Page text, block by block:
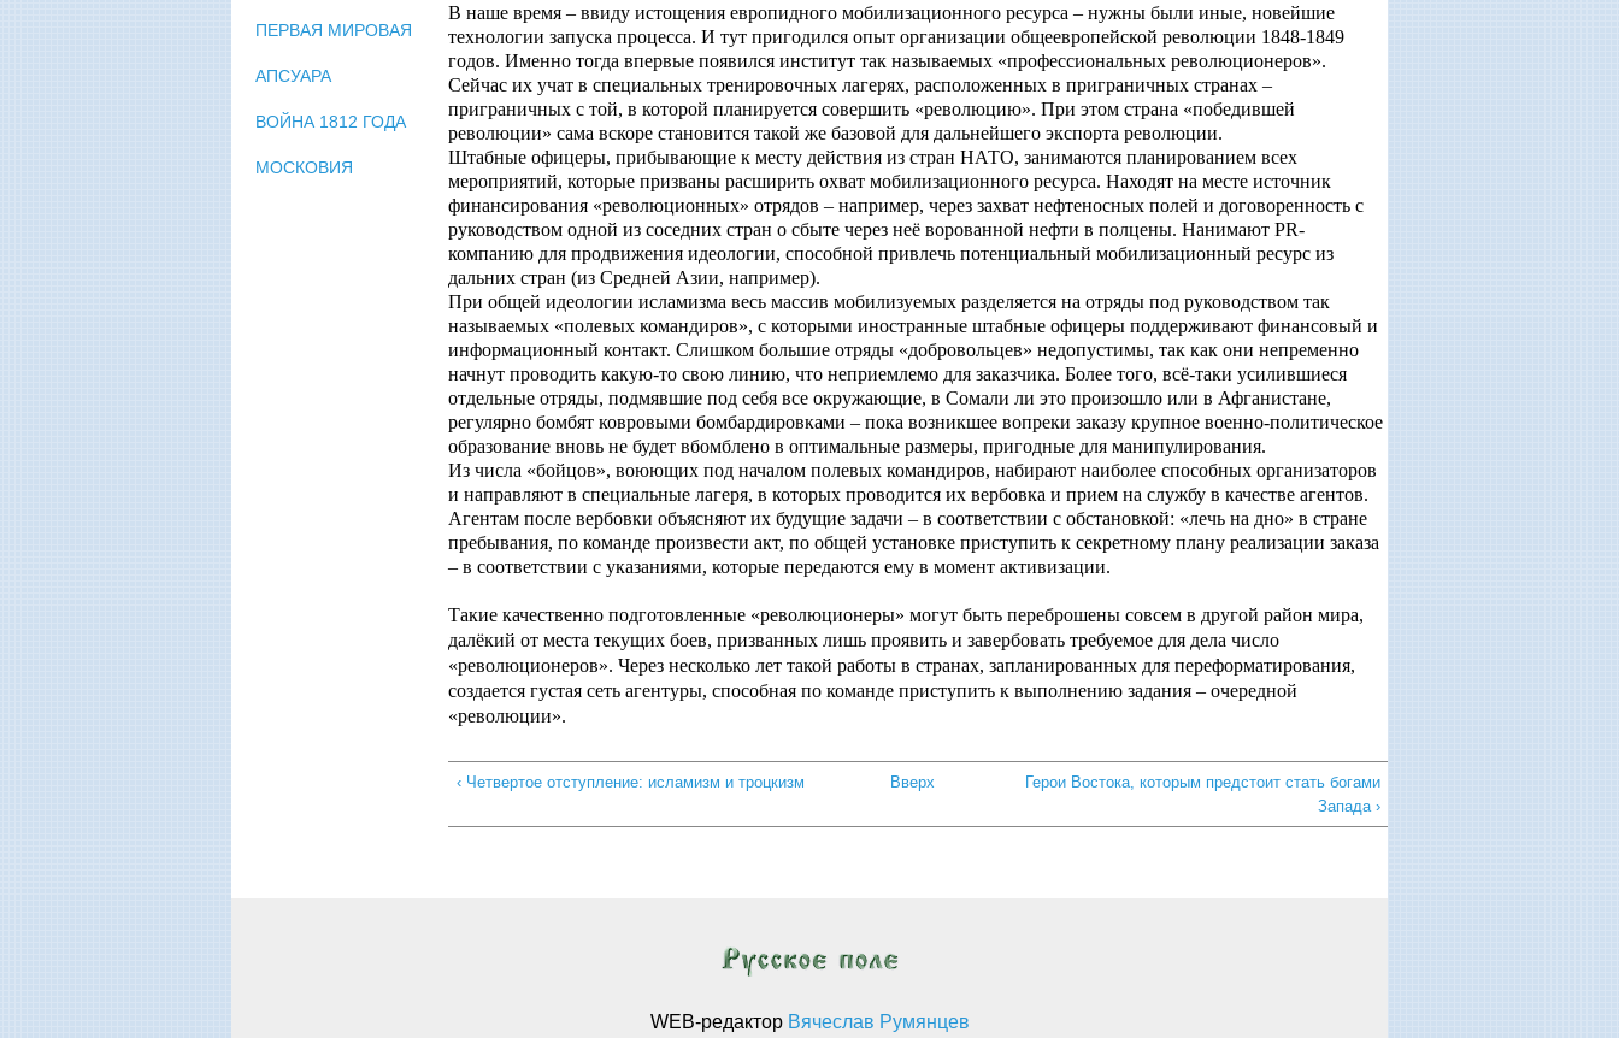
В наше время – ввиду истощения европидного мобилизационного ресурса – нужны были иные, новейшие
технологии запуска процесса. И тут пригодился опыт организации общеевропейской революции 1848-1849
годов. Именно тогда впервые появился институт так называемых «профессиональных революционеров».
Сейчас их учат в специальных тренировочных лагерях, расположенных в приграничных странах –
приграничных с той, в которой планируется совершить «революцию». При этом страна «победившей
революции» сама вскоре становится такой же базовой для дальнейшего экспорта революции.
Штабные офицеры, прибывающие к месту действия из стран НАТО, занимаются планированием всех
мероприятий, которые призваны расширить охват мобилизационного ресурса. Находят на месте источник
финансирования «революционных» отрядов – например, через захват нефтеносных полей и договоренность с
руководством одной из соседних стран о сбыте через неё ворованной нефти в полцены. Нанимают PR-
компанию для продвижения идеологии, способной привлечь потенциальный мобилизационный ресурс из
дальних стран (из Средней Азии, например).
При общей идеологии исламизма весь массив мобилизуемых разделяется на отряды под руководством так
называемых «полевых командиров», с которыми иностранные штабные офицеры поддерживают финансовый и
информационный контакт. Слишком большие отряды «добровольцев» недопустимы, так как они непременно
начнут проводить какую-то свою линию, что неприемлемо для заказчика. Более того, всё-таки усилившиеся
отдельные отряды, подмявшие под себя все окружающие, в Сомали ли это произошло или в Афганистане,
регулярно бомбят ковровыми бомбардировками – пока возникшее вопреки заказу крупное военно-политическое
образование вновь не будет вбомблено в оптимальные размеры, пригодные для манипулирования.
Из числа «бойцов», воюющих под началом полевых командиров, набирают наиболее способных организаторов
и направляют в специальные лагеря, в которых проводится их вербовка и прием на службу в качестве агентов.
Агентам после вербовки объясняют их будущие задачи – в соответствии с обстановкой: «лечь на дно» в стране
пребывания, по команде произвести акт, по общей установке приступить к секретному плану реализации заказа
– в соответствии с указаниями, которые передаются ему в момент активизации.
Такие качественно подготовленные «революционеры» могут быть переброшены совсем в другой район мира,
далёкий от места текущих боев, призванных лишь проявить и завербовать требуемое для дела число
«революционеров». Через несколько лет такой работы в странах, запланированных для переформатирования,
создается густая сеть агентуры, способная по команде приступить к выполнению задания – очередной
«революции».
‹ Четвертое отступление: исламизм и троцкизм Вверх
Герои Востока, которым предстоит стать богами
Запада ›
ПЕРВАЯ МИРОВАЯ
АПСУАРА
ВОЙНА 1812 ГОДА
МОСКОВИЯ
WEB-редактор Вячеслав Румянцев